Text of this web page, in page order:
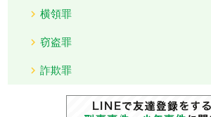
横領罪
窃盗罪
詐欺罪